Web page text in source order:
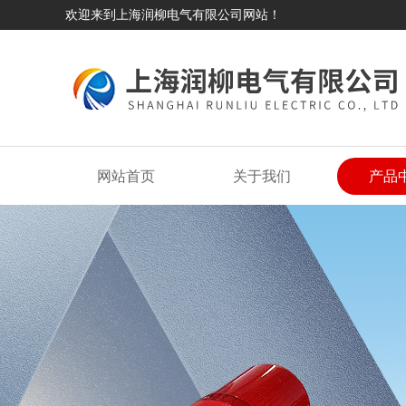
欢迎来到上海润柳电气有限公司网站！
网站首页 关于我们 产品